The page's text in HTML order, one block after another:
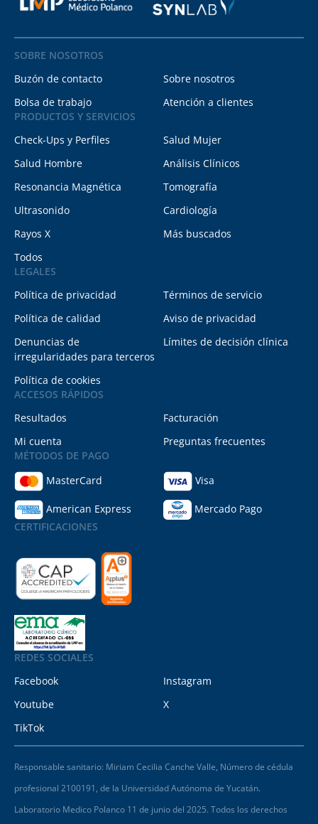
SOBRE NOSOTROS
Buzón de contacto
Sobre nosotros
Bolsa de trabajo
Atención a clientes
PRODUCTOS Y SERVICIOS
Check-Ups y Perfiles
Salud Mujer
Salud Hombre
Análisis Clínicos
Resonancia Magnética
Tomografía
Ultrasonido
Cardiología
Rayos X
Más buscados
Todos
LEGALES
Política de privacidad
Términos de servicio
Política de calidad
Aviso de privacidad
Denuncias de
irregularidades para terceros
Límites de decisión clínica
Política de cookies
ACCESOS RÁPIDOS
Resultados
Facturación
Mi cuenta
Preguntas frecuentes
MÉTODOS DE PAGO
MasterCard
Visa
American Express
Mercado Pago
CERTIFICACIONES
REDES SOCIALES
Facebook
Instagram
Youtube
X
TikTok
Responsable sanitario: Miriam Cecilia Canche Valle, Número de cédula
profesional 2100191, de la Universidad Autónoma de Yucatán.
Laboratorio Medico Polanco 11 de junio del 2025. Todos los derechos